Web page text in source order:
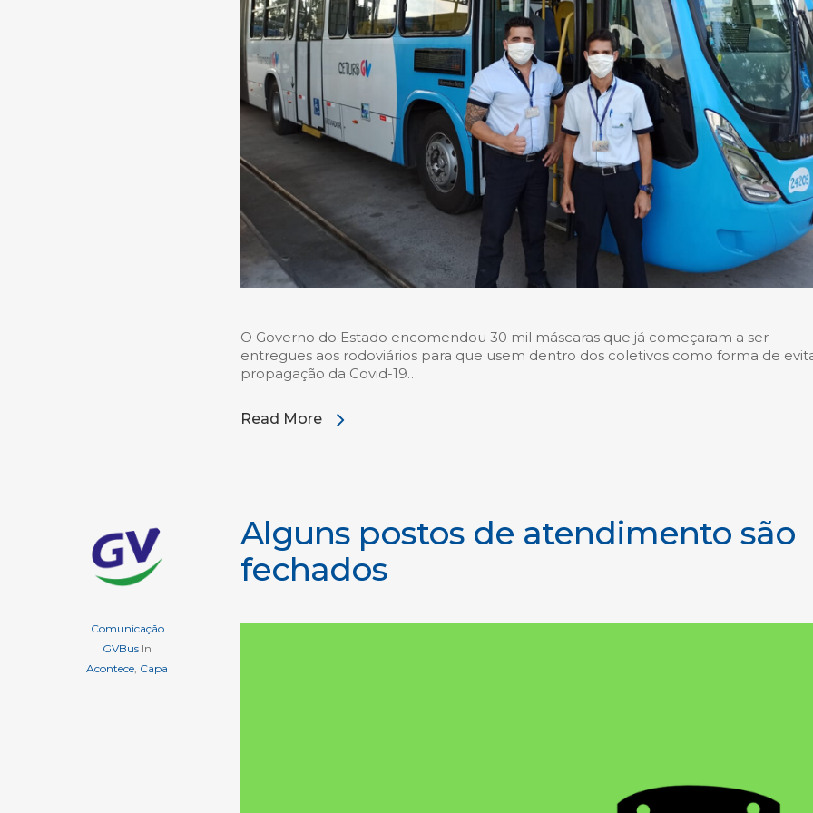
O Governo do Estado encomendou 30 mil máscaras que já começaram a ser
entregues aos rodoviários para que usem dentro dos coletivos como forma de
propagação da Covid-19…
Read More
Comunicação
GVBus In
Acontece Capa
Alguns postos de atendimento são
fechados